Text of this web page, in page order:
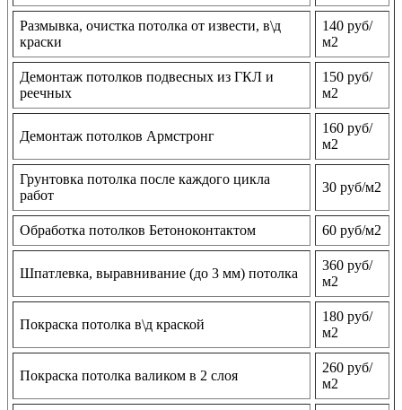
Размывка, очистка потолка от извести, в\д
краски
140 руб/
м2
Демонтаж потолков подвесных из ГКЛ и
реечных
150 руб/
м2
Демонтаж потолков Армстронг
160 руб/
м2
Грунтовка потолка после каждого цикла
работ
30 руб/м2
Обработка потолков Бетоноконтактом 60 руб/м2
Шпатлевка, выравнивание (до 3 мм) потолка
360 руб/
м2
Покраска потолка в\д краской
180 руб/
м2
Покраска потолка валиком в 2 слоя
260 руб/
м2